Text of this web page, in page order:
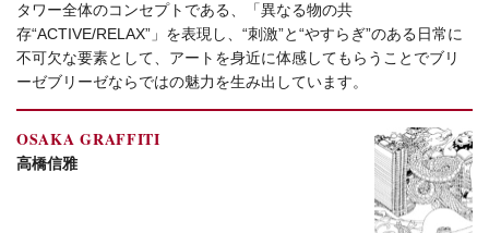
タワー全体のコンセプトである、「異なる物の共
存“ACTIVE/RELAX”」を表現し、“刺激”と“やすらぎ”のある日常に
不可欠な要素として、アートを身近に体感してもらうことでブリ
ーゼブリーゼならではの魅力を生み出しています。
OSAKA GRAFFITI
高橋信雅